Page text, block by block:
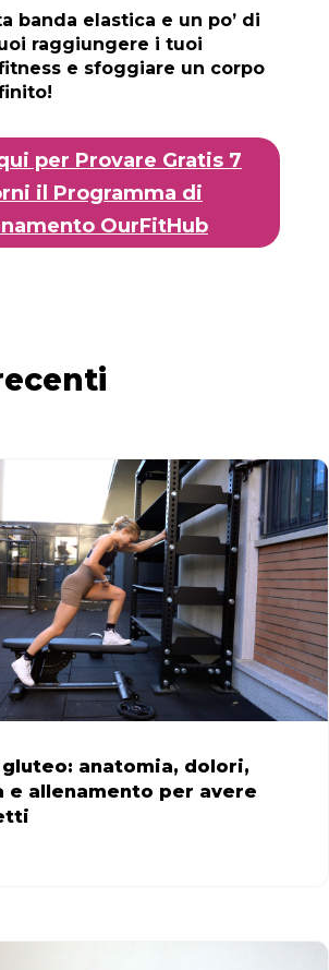
banda elastica e un po’ di
raggiungere i tuoi
e sfoggiare un corpo
per Provare Gratis 7
il Programma di
OurFitHub
anatomia, dolori,
e allenamento per avere